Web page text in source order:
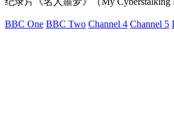
BBC One BBC Two Channel 4 Channel 5